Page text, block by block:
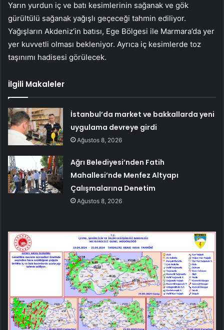
Yarın yurdun iç ve batı kesimlerinin sağanak ve gök
gürültülü sağanak yağışlı geçeceği tahmin ediliyor.
Yağışların Akdeniz’in batısı, Ege Bölgesi ile Marmara’da yer
yer kuvvetli olması bekleniyor. Ayrıca iç kesimlerde toz
taşınımı hadisesi görülecek.
İlgili Makaleler
İstanbul’da market ve bakkallarda yeni
uygulama devreye girdi
Ağustos 8, 2026
Ağrı Belediyesi’nden Fatih
Mahallesi’nde Menfez Altyapı
Çalışmalarına Denetim
Ağustos 8, 2026